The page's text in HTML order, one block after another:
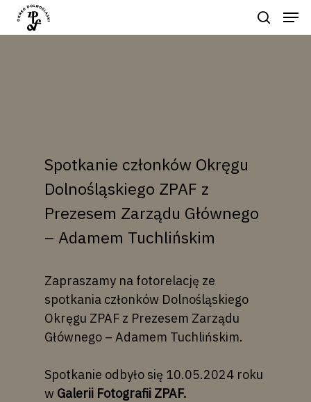
Spotkanie członków Okręgu
Dolnośląskiego ZPAF z
Prezesem Zarządu Głównego
– Adamem Tuchlińskim
Zapraszamy na fotorelację ze
spotkania członków Dolnośląskiego
Okręgu ZPAF z Prezesem Zarządu
Głównego – Adamem Tuchlińskim.
Spotkanie odbyło się 10.05.2024 roku
w Galerii Fotografii ZPAF.